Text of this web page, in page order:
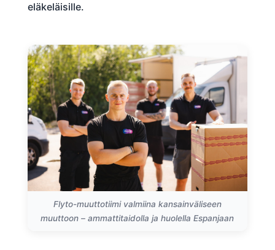
eläkeläisille.
Flyto-muuttotiimi valmiina kansainväliseen
muuttoon – ammattitaidolla ja huolella Espanjaan